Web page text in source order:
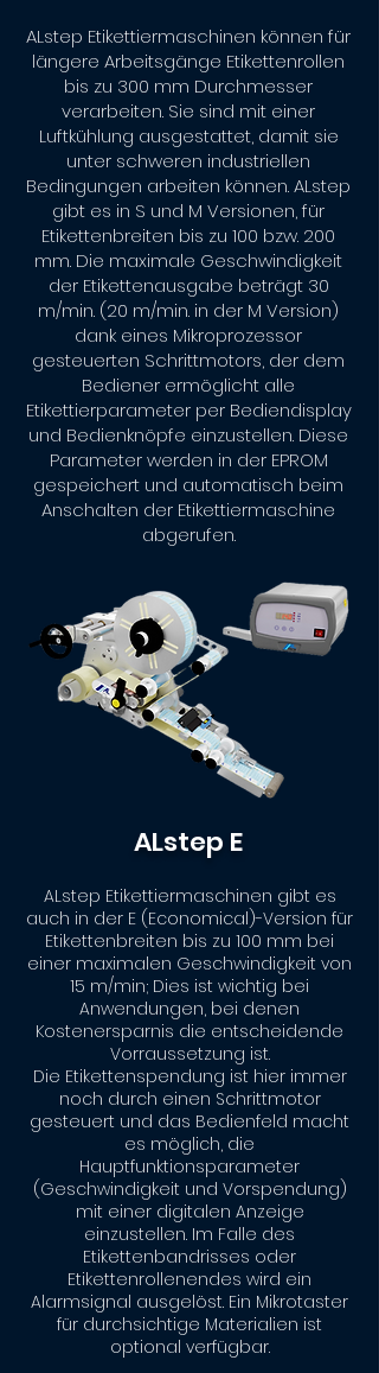
ALstep Etikettiermaschinen können für
längere Arbeitsgänge Etikettenrollen
bis zu 300 mm Durchmesser
verarbeiten. Sie sind mit einer
Luftkühlung ausgestattet, damit sie
unter schweren industriellen
Bedingungen arbeiten können. ALstep
gibt es in S und M Versionen, für
Etikettenbreiten bis zu 100 bzw. 200
mm. Die maximale Geschwindigkeit
der Etikettenausgabe beträgt 30
m/min. (20 m/min. in der M Version)
dank eines Mikroprozessor
gesteuerten Schrittmotors, der dem
Bediener ermöglicht alle
Etikettierparameter per Bediendisplay
und Bedienknöpfe einzustellen. Diese
Parameter werden in der EPROM
gespeichert und automatisch beim
Anschalten der Etikettiermaschine
abgerufen.
ALstep E
ALstep Etikettiermaschinen gibt es
auch in der E (Economical)-Version für
Etikettenbreiten bis zu 100 mm bei
einer maximalen Geschwindigkeit von
15 m/min; Dies ist wichtig bei
Anwendungen, bei denen
Kostenersparnis die entscheidende
Vorraussetzung ist.
Die Etikettenspendung ist hier immer
noch durch einen Schrittmotor
gesteuert und das Bedienfeld macht
es möglich, die
Hauptfunktionsparameter
(Geschwindigkeit und Vorspendung)
mit einer digitalen Anzeige
einzustellen. Im Falle des
Etikettenbandrisses oder
Etikettenrollenendes wird ein
Alarmsignal ausgelöst. Ein Mikrotaster
für durchsichtige Materialien ist
optional verfügbar.​